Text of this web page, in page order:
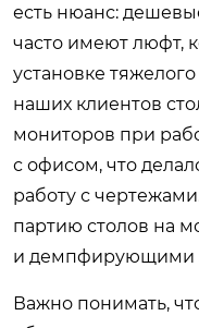
есть нюанс:
часто имеют люфт,
установке
наших клиентов
мониторов при
с офисом, что
работу с
партию столов на
и демпфирующими
Важно понимать,